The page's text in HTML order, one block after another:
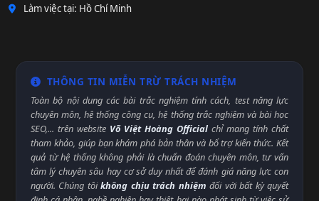
Làm việc tại: Hồ Chí Minh
THÔNG TIN MIỄN TRỪ TRÁCH NHIỆM
Toàn bộ nội dung các bài trắc nghiệm tính cách, test năng lực
chuyên môn, hệ thống công cụ, hệ thống trắc nghiệm và bài học
SEO,... trên website Võ Việt Hoàng Official chỉ mang tính chất
tham khảo, giúp bạn khám phá bản thân và bổ trợ kiến thức. Kết
quả từ hệ thống không phải là chuẩn đoán chuyên môn, tư vấn
tâm lý chuyên sâu hay cơ sở duy nhất để đánh giá năng lực con
người. Chúng tôikhông chịu trách nhiệm đối với bất kỳ quyết